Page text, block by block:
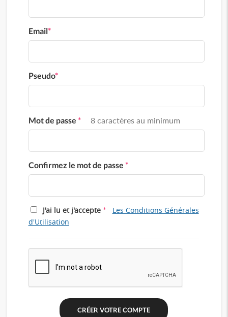
Email*
Pseudo*
Mot de passe * 8 caractères au minimum
Confirmez le mot de passe *
J'ai lu et j'accepte *
Les Conditions Générales
d'Utilisation